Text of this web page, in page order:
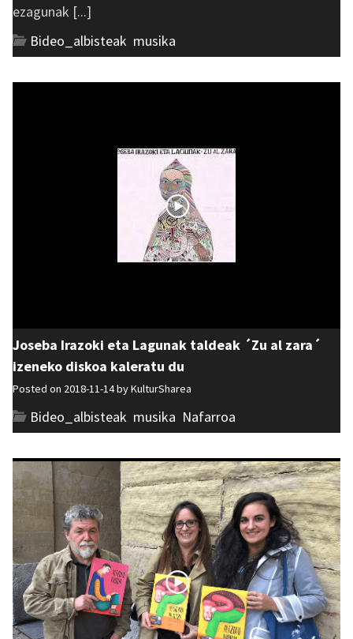
ezagunak [...]
Bideo_albisteak musika
Joseba Irazoki eta Lagunak taldeak ´Zu al zara´
izeneko diskoa kaleratu du
Posted on 2018-11-14 byKulturSharea
Bideo_albisteak musika Nafarroa